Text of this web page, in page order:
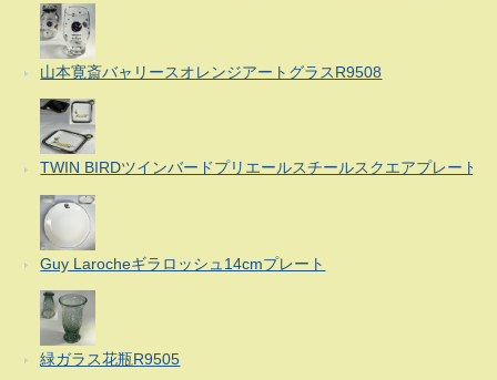
山本寛斎バャリースオレンジアートグラスR9508
TWIN BIRDツインバードプリエールスチールスクエアプレート
Guy Larocheギラロッシュ14cmプレート
緑ガラス花瓶R9505